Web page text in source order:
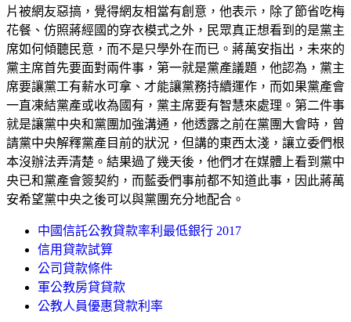
片被網友惡搞，覺得網友相當有創意，他表示，除了節省吃梅
花餐、仿照蔣經國的穿衣模式之外，民眾真正想看到的是黨主
席如何傾聽民意，而不是只學外在而已。蔣萬安指出，未來的
黨主席首先要面對兩件事，第一就是黨產議題，他認為，黨主
席要讓黨工有薪水可拿、才能讓黨務持續運作，而如果黨產會
一直凍結黨產或收為國有，黨主席要有智慧來處理。第二件事
就是讓黨中央和黨團加強溝通，他透露之前在黨團大會時，曾
請黨中央解釋黨產目前的狀況，但講的東西太淺，讓立委們根
本沒辦法弄清楚。結果過了幾天後，他們才在媒體上看到黨中
央已和黨產會簽契約，而藍委們事前都不知道此事，因此蔣萬
安希望黨中央之後可以與黨團充分地配合。
中國信託公教貸款率利最低銀行 2017
信用貸款試算
公司貸款條件
軍公教房貸貸款
公教人員優惠貸款利率